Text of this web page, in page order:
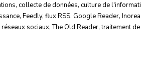
, collecte de données, culture de
, Feedly, flux RSS, Google Reader,
réseaux sociaux,The Old Reader,traitement de